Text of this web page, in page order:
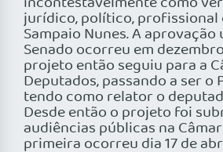
jurídico, político, profissional
Sampaio Nunes. A aprovação
Senado ocorreu em
projeto então seguiu para a
Deputados, passando a ser o
tendo como relator o
Desde então o projeto foi
audiências públicas na
primeira ocorreu dia 17 de